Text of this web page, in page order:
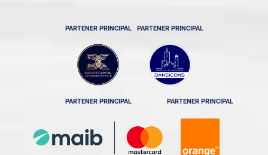
PARTENER PRINCIPAL PARTENER PRINCIPAL
PARTENER PRINCIPAL PARTENER PRINCIPAL